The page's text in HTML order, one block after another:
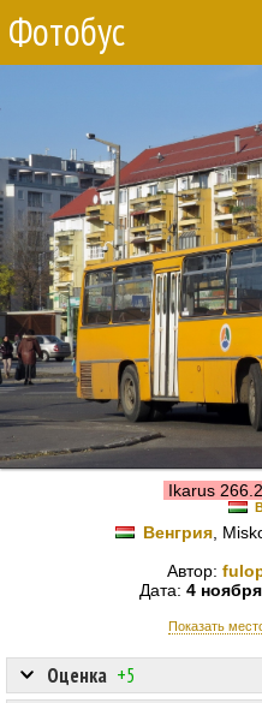
Фотобус
Ikarus
Венгрия ,
Автор:
Дата: 4
Показать
Оценка +5